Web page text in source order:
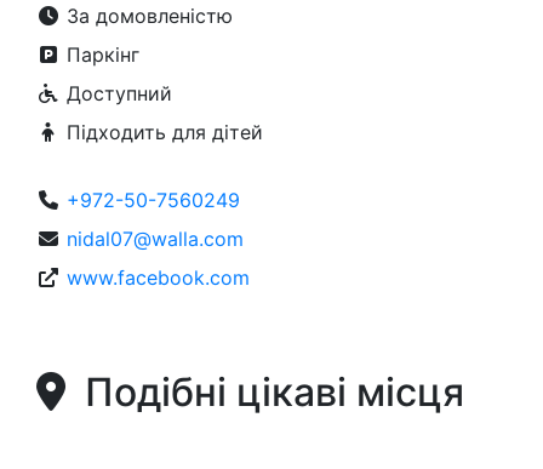
За домовленістю
Паркінг
Доступний
Підходить для дітей
+972-50-7560249
nidal07@walla.com
www.facebook.com
Подібні цікаві місця